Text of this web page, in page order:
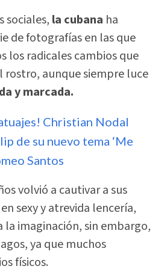
sociales, la cubana ha
de fotografías en las que
los radicales cambios que
rostro, aunque siempre luce
y marcada.
Christian Nodal
de su nuevo tema ‘Me
Santos
volvió a cautivar a sus
sexy y atrevida lencería,
la imaginación, sin embargo,
ya que muchos
físicos.